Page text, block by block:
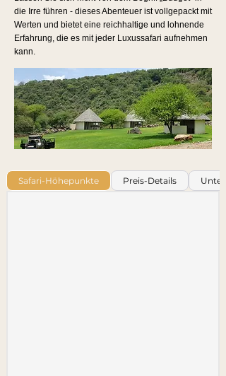
die Irre führen - dieses Abenteuer ist vollgepackt mit
Werten und bietet eine reichhaltige und lohnende
Erfahrung, die es mit jeder Luxussafari aufnehmen
kann.
Safari-Höhepunkte Preis-Details